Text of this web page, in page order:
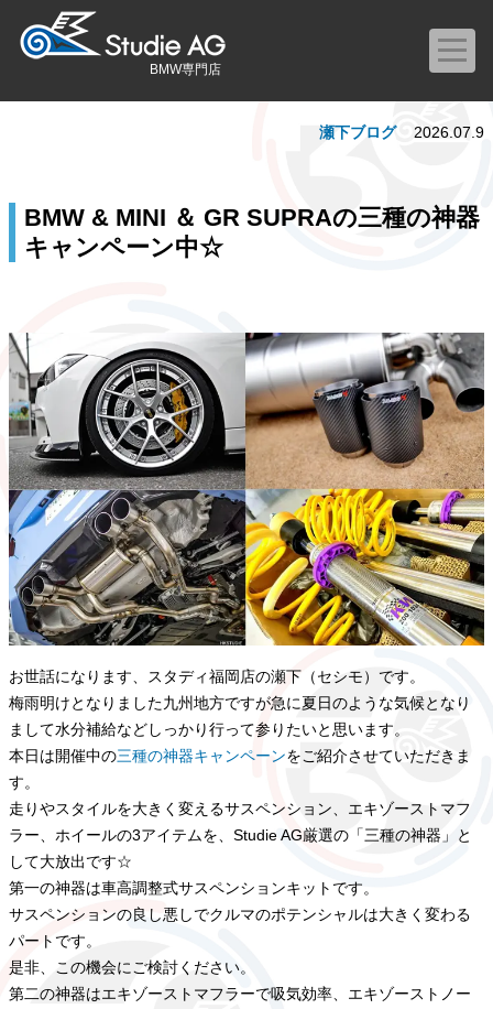
BMW専門店
BMW & MINI ＆ GR SUPRAの三種の神器
キャンペーン中☆
瀬下ブログ 2026.07.9
お世話になります、スタディ福岡店の瀬下（セシモ）です。
梅雨明けとなりました九州地方ですが急に夏日のような気候となり
まして水分補給などしっかり行って参りたいと思います。
本日は開催中の三種の神器キャンペーンをご紹介させていただきま
す。
走りやスタイルを大きく変えるサスペンション、エキゾーストマフ
ラー、ホイールの3アイテムを、Studie AG厳選の「三種の神器」と
して大放出です☆
第一の神器は車高調整式サスペンションキットです。
サスペンションの良し悪しでクルマのポテンシャルは大きく変わる
パートです。
是非、この機会にご検討ください。
第二の神器はエキゾーストマフラーで吸気効率、エキゾーストノー